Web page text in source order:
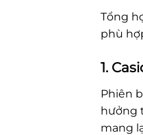
Tổng
phù
1.
Phiên
hưởng
mang